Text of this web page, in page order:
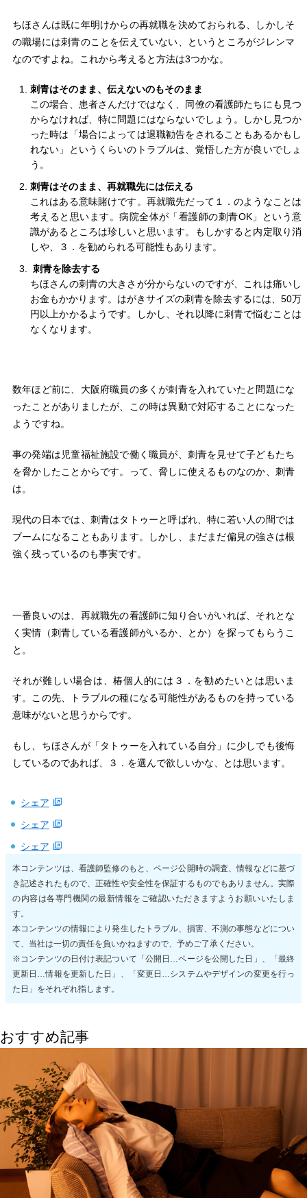
ちほさんは既に年明けからの再就職を決めておられる、しかしそ
の職場には刺青のことを伝えていない、というところがジレンマ
なのですよね。これから考えると方法は3つかな。
刺青はそのまま、伝えないのもそのまま
この場合、患者さんだけではなく、同僚の看護師たちにも見つ
からなければ、特に問題にはならないでしょう。しかし見つか
った時は「場合によっては退職勧告をされることもあるかもし
れない」というくらいのトラブルは、覚悟した方が良いでしょ
う。
刺青はそのまま、再就職先には伝える
これはある意味賭けです。再就職先だって１．のようなことは
考えると思います。病院全体が「看護師の刺青OK」という意
識があるところは珍しいと思います。もしかすると内定取り消
しや、３．を勧められる可能性もあります。
刺青を除去する
ちほさんの刺青の大きさが分からないのですが、これは痛いし
お金もかかります。はがきサイズの刺青を除去するには、50万
円以上かかるようです。しかし、それ以降に刺青で悩むことは
なくなります。
数年ほど前に、大阪府職員の多くが刺青を入れていたと問題にな
ったことがありましたが、この時は異動で対応することになった
ようですね。
事の発端は児童福祉施設で働く職員が、刺青を見せて子どもたち
を脅かしたことからです。って、脅しに使えるものなのか、刺青
は。
現代の日本では、刺青はタトゥーと呼ばれ、特に若い人の間では
ブームになることもあります。しかし、まだまだ偏見の強さは根
強く残っているのも事実です。
一番良いのは、再就職先の看護師に知り合いがいれば、それとな
く実情（刺青している看護師がいるか、とか）を探ってもらうこ
と。
それが難しい場合は、椿個人的には３．を勧めたいとは思いま
す。この先、トラブルの種になる可能性があるものを持っている
意味がないと思うからです。
もし、ちほさんが「タトゥーを入れている自分」に少しでも後悔
しているのであれば、３．を選んで欲しいかな、とは思います。
シェア
シェア
シェア
本コンテンツは、看護師監修のもと、ページ公開時の調査、情報などに基づ
き記述されたもので、正確性や安全性を保証するものでもありません。実際
の内容は各専門機関の最新情報をご確認いただきますようお願いいたしま
す。
本コンテンツの情報により発生したトラブル、損害、不測の事態などについ
て、当社は一切の責任を負いかねますので、予めご了承ください。
※コンテンツの日付け表記ついて「公開日…ページを公開した日」、「最終
更新日…情報を更新した日」、「変更日…システムやデザインの変更を行っ
た日」をそれぞれ指します。
おすすめ記事